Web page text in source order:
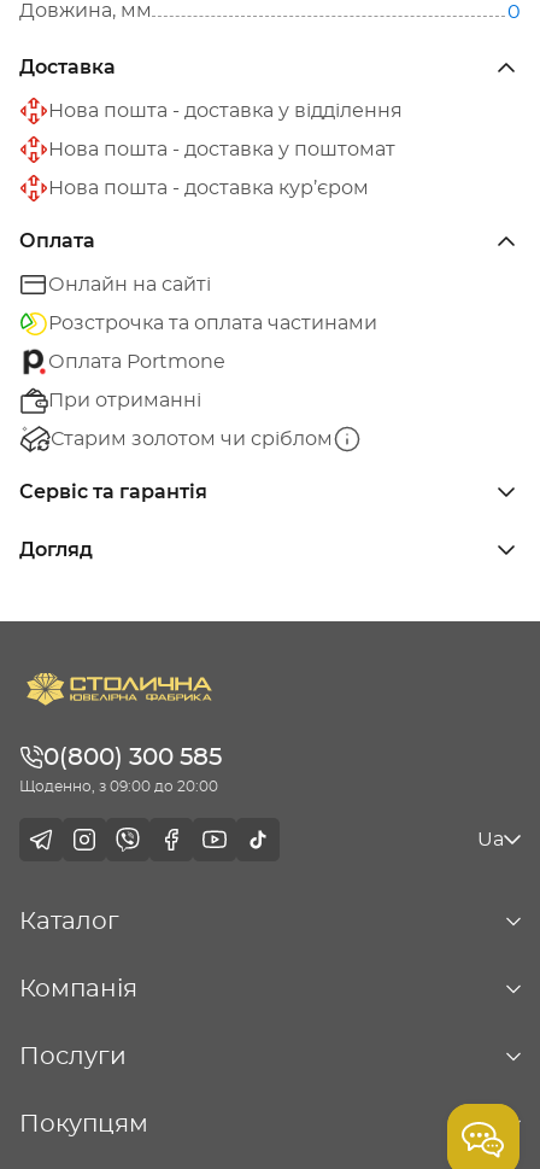
Довжина, мм
0
Доставка
Нова пошта - доставка у відділення
Нова пошта - доставка у поштомат
Нова пошта - доставка кур’єром
Оплата
Онлайн на сайті
Розстрочка та оплата частинами
Оплата Portmone
При отриманні
Старим золотом чи сріблом
Сервіс та гарантія
Догляд
0(800) 300 585
Щоденно, з 09:00 до 20:00
Ua
Каталог
Компанія
Послуги
Покупцям